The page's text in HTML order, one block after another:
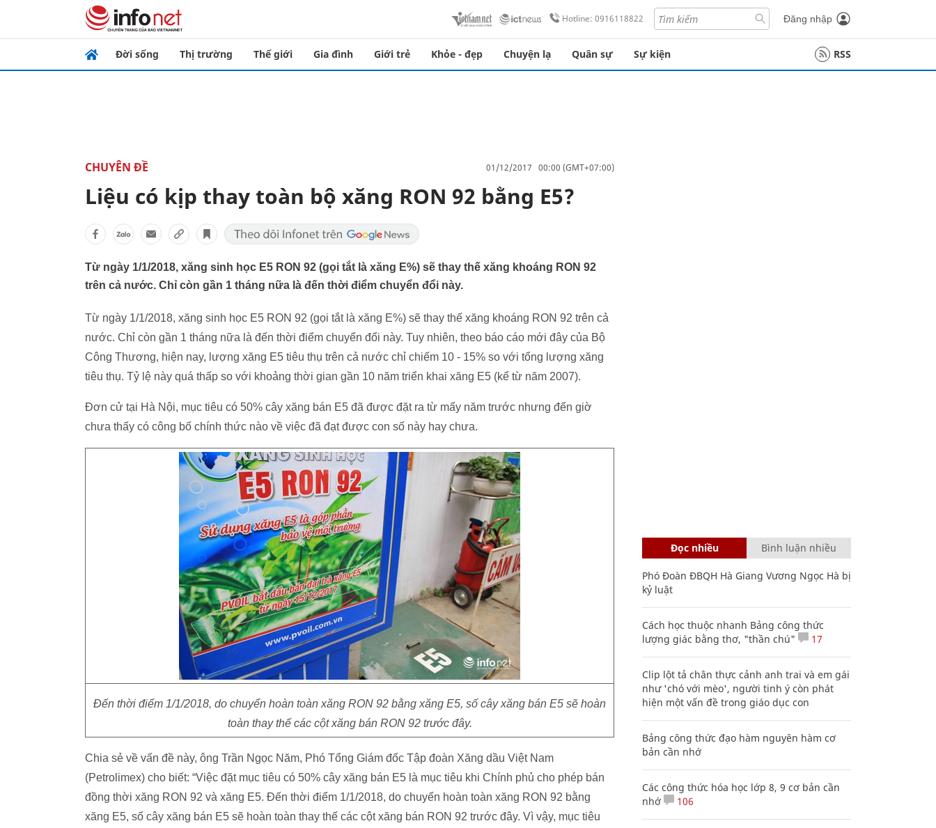
Hotline: 0916118822 Đăng nhập
Đời sống Thị trường Thế giới Gia đình Giới trẻ Khỏe - đẹp Chuyện lạ Quân sự Sự kiện RSS
CHUYÊN ĐỀ 01/12/2017 00:00 (GMT+07:00)
Liệu có kịp thay toàn bộ xăng RON 92 bằng E5?
Từ ngày 1/1/2018, xăng sinh học E5 RON 92 (gọi tắt là xăng E%) sẽ thay thế xăng khoáng RON 92
trên cả nước. Chỉ còn gần 1 tháng nữa là đến thời điểm chuyển đổi này.
Từ ngày 1/1/2018, xăng sinh học E5 RON 92 (gọi tắt là xăng E%) sẽ thay thế xăng khoáng RON 92 trên cả
nước. Chỉ còn gần 1 tháng nữa là đến thời điểm chuyển đổi này. Tuy nhiên, theo báo cáo mới đây của Bộ
Công Thương, hiện nay, lượng xăng E5 tiêu thụ trên cả nước chỉ chiếm 10 - 15% so với tổng lượng xăng
tiêu thụ. Tỷ lệ này quá thấp so với khoảng thời gian gần 10 năm triển khai xăng E5 (kể từ năm 2007).
Đơn cử tại Hà Nội, mục tiêu có 50% cây xăng bán E5 đã được đặt ra từ mấy năm trước nhưng đến giờ
chưa thấy có công bố chính thức nào về việc đã đạt được con số này hay chưa.
Đến thời điểm 1/1/2018, do chuyển hoàn toàn xăng RON 92 bằng xăng E5, số cây xăng bán E5 sẽ hoàn
toàn thay thế các cột xăng bán RON 92 trước đây.
Chia sẻ về vấn đề này, ông Trần Ngọc Năm, Phó Tổng Giám đốc Tập đoàn Xăng dầu Việt Nam
(Petrolimex) cho biết: “Việc đặt mục tiêu có 50% cây xăng bán E5 là mục tiêu khi Chính phủ cho phép bán
đồng thời xăng RON 92 và xăng E5. Đến thời điểm 1/1/2018, do chuyển hoàn toàn xăng RON 92 bằng
xăng E5, số cây xăng bán E5 sẽ hoàn toàn thay thế các cột xăng bán RON 92 trước đây. Vì vậy, mục tiêu
Đọc nhiều Bình luận nhiều
Phó Đoàn ĐBQH Hà Giang Vương Ngọc Hà bị
kỷ luật
Cách học thuộc nhanh Bảng công thức
lượng giác bằng thơ, "thần chú"
17
Clip lột tả chân thực cảnh anh trai và em gái
như 'chó với mèo', người tinh ý còn phát
hiện một vấn đề trong giáo dục con
Bảng công thức đạo hàm nguyên hàm cơ
bản cần nhớ
Các công thức hóa học lớp 8, 9 cơ bản cần
nhớ
106